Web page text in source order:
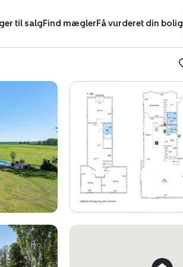
til salgFind mæglerFå vurderet din bolig